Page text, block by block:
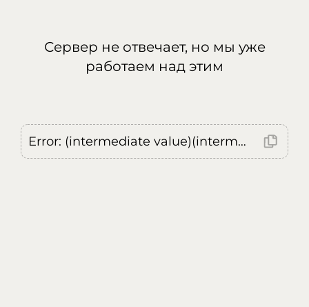
Сервер не отвечает, но мы уже
работаем над этим
Error: (intermediate value)(intermediate value)(intermediate value).replaceAll is not a function